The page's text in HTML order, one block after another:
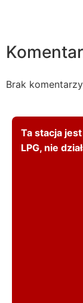
Brak
Ta stacja
LPG, nie